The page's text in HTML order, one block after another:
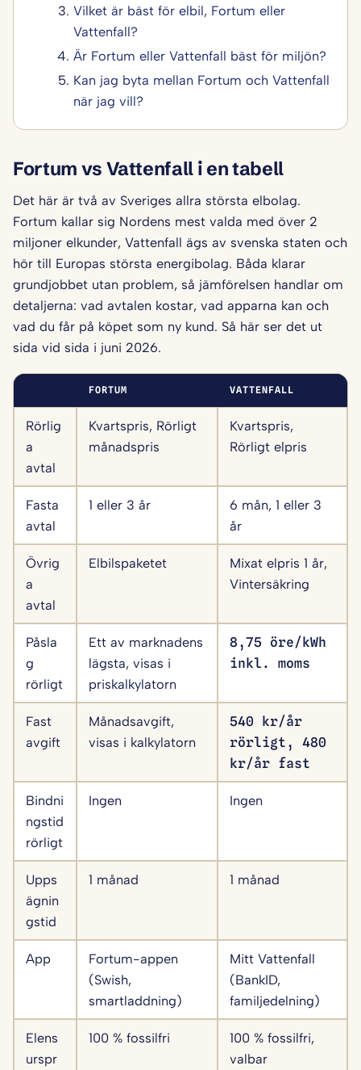
Vilket är bäst för elbil, Fortum eller
Vattenfall?
Är Fortum eller Vattenfall bäst för miljön?
Kan jag byta mellan Fortum och Vattenfall
när jag vill?
Fortum vs Vattenfall i en tabell
Det här är två av Sveriges allra största elbolag.
Fortum kallar sig Nordens mest valda med över 2
miljoner elkunder, Vattenfall ägs av svenska staten och
hör till Europas största energibolag. Båda klarar
grundjobbet utan problem, så jämförelsen handlar om
detaljerna: vad avtalen kostar, vad apparna kan och
vad du får på köpet som ny kund. Så här ser det ut
sida vid sida i juni 2026.
FORTUM VATTENFALL
Rörlig
a
avtal
Kvartspris, Rörligt
månadspris
Kvartspris,
Rörligt elpris
Fasta
avtal
1 eller 3 år
6 mån, 1 eller 3
år
Övrig
a
avtal
Elbilspaketet
Mixat elpris 1 år,
Vintersäkring
Påsla
g
rörligt
Ett av marknadens
lägsta, visas i
priskalkylatorn
8,75 öre/kWh
inkl. moms
Fast
avgift
Månadsavgift,
visas i kalkylatorn
540 kr/år
rörligt, 480
kr/år fast
Bindni
ngstid
rörligt
Ingen Ingen
Upps
ägnin
gstid
1 månad 1 månad
App
Fortum-appen
(Swish,
smartladdning)
Mitt Vattenfall
(BankID,
familjedelning)
Elens
urspr
100 % fossilfri
100 % fossilfri,
valbar